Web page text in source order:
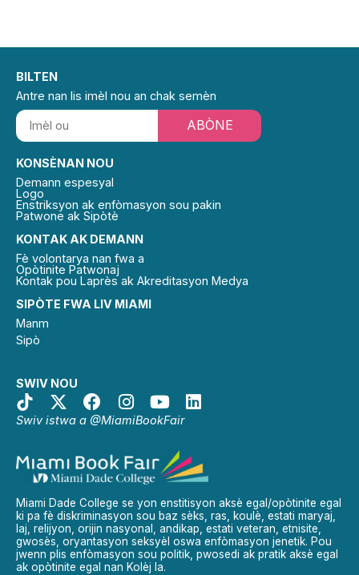
SIPÒTE FWA LIV MIAMI
Manm
Sipò
SWIV NOU
Swiv istwa a @MiamiBookFair
KONTAK AK DEMANN
Fè volontarya nan fwa a
Opòtinite Patwonaj
Kontak pou Laprès ak Akreditasyon Medya
KONSÈNAN NOU
Demann espesyal
Logo
Enstriksyon ak enfòmasyon sou pakin
Patwone ak Sipòtè
BILTEN
Antre nan lis imèl nou an chak semèn
ABÒNE
Miami Dade College se yon enstitisyon aksè egal/opòtinite egal
ki pa fè diskriminasyon sou baz sèks, ras, koulè, estati maryaj,
laj, relijyon, orijin nasyonal, andikap, estati veteran, etnisite,
gwosès, oryantasyon seksyèl oswa enfòmasyon jenetik. Pou
jwenn plis enfòmasyon sou politik, pwosedi ak pratik aksè egal
ak opòtinite egal nan Kolèj la.